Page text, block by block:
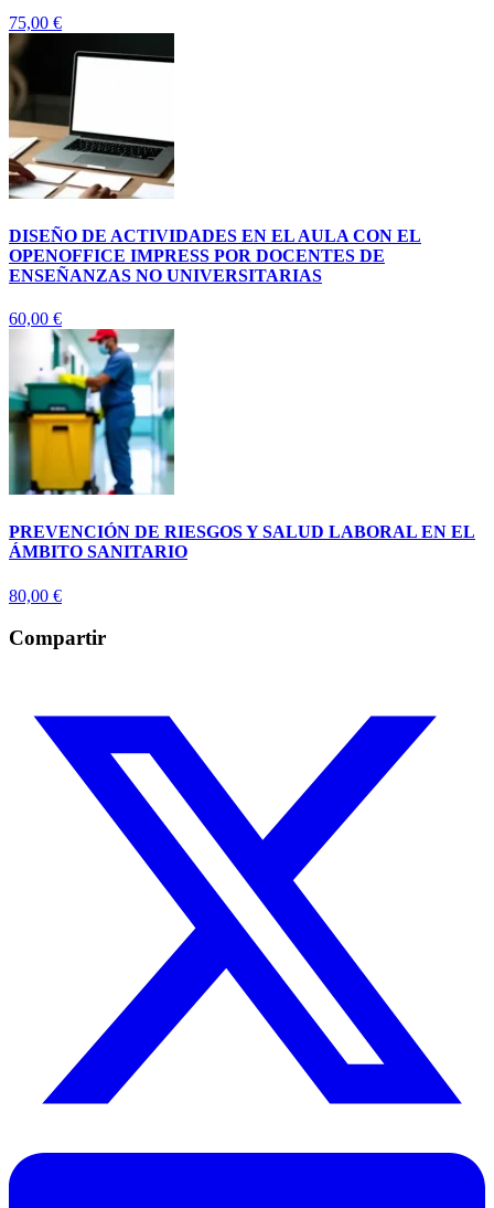
75,00 €
DISEÑO DE ACTIVIDADES EN EL AULA CON EL
OPENOFFICE IMPRESS POR DOCENTES DE
ENSEÑANZAS NO UNIVERSITARIAS
60,00 €
PREVENCIÓN DE RIESGOS Y SALUD LABORAL EN EL
ÁMBITO SANITARIO
80,00 €
Compartir